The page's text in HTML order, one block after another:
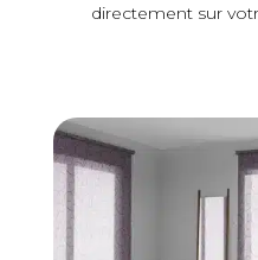
directement sur